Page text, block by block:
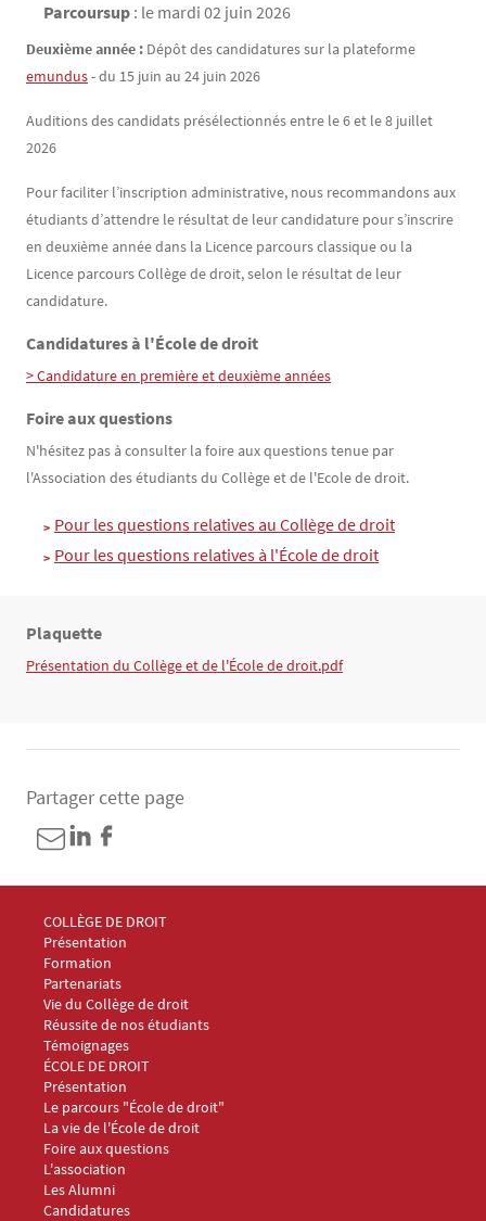
Parcoursup : le mardi 02 juin 2026
Deuxième année : Dépôt des candidatures sur la plateforme
emundus- du 15 juin au 24 juin 2026
Auditions des candidats présélectionnés entre le 6 et le 8 juillet
2026
Pour faciliter l’inscription administrative, nous recommandons aux
étudiants d’attendre le résultat de leur candidature pour s’inscrire
en deuxième année dans la Licence parcours classique ou la
Licence parcours Collège de droit, selon le résultat de leur
candidature.
Candidatures à l'École de droit
> Candidature en première et deuxième années
Foire aux questions
N'hésitez pas à consulter la foire aux questions tenue par
l'Association des étudiants du Collège et de l'Ecole de droit.
Pour les questions relatives au Collège de droit
Pour les questions relatives à l'École de droit
Texte
Plaquette
Présentation du Collège et de l'École de droit.pdf
Partager cette page
Menu Footer Collège et École de droit 1
COLLÈGE DE DROIT
Présentation
Formation
Partenariats
Vie du Collège de droit
Réussite de nos étudiants
Témoignages
Menu Footer Collège et École de droit 2
ÉCOLE DE DROIT
Présentation
Le parcours "École de droit"
La vie de l'École de droit
Foire aux questions
Menu Footer Collège et École de droit 3
L'association
Les Alumni
Menu Footer Collège et École de droit 4
Candidatures